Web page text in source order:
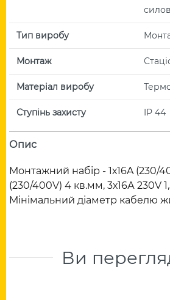
Тип виробу
Монтаж
Матеріал виробу
Ступінь захисту IP 44
Опис
Монтажний набір - 1х16A (230/
(230/400V) 4 кв.мм, 3х16А 230V
Мінімальний діаметр кабелю
Ви